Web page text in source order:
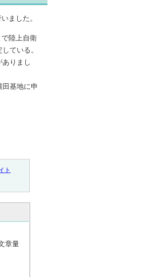
ました。
陸上自衛
ている。
りまし
基地に申
ト
章量